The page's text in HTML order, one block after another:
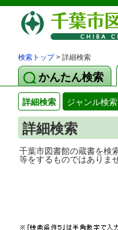
検索トップ> 詳細検索
かんたん検索
詳細検索 ジャンル検索
詳細検索
千葉市図書館の
等をするものではありま